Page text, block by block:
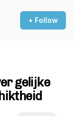
+ Follow
gelijke